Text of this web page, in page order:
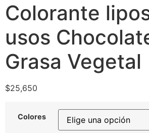
Colorante
usos
Grasa Vegetal
$25,650
Colores